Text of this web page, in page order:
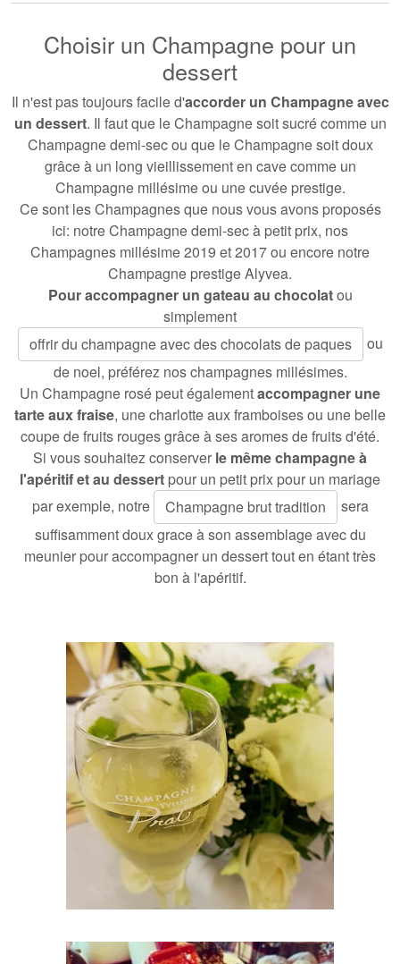
Choisir un Champagne pour un
dessert
Il n'est pas toujours facile d'accorder un Champagne avec
un dessert. Il faut que le Champagne soit sucré comme un
Champagne demi-sec ou que le Champagne soit doux
grâce à un long vieillissement en cavecomme un
Champagne millésime ou unecuvée prestige.
Ce sont les Champagnes que nous vous avons proposés
ici: notreChampagne demi-sec à petit prix, nos
Champagnes millésime 2019 et2017ou encore notre
Champagne prestige Alyvea.
Pour accompagner un gateau au chocolatou
simplement
offrir du champagne avec des chocolats de paques
ou
de noel, préférez nos champagnes millésimes.
Un Champagne rosé peut égalementaccompagner une
tarte aux fraise, une charlotte aux framboises ou une belle
coupe de fruits rouges grâce à ses aromes de fruits d'été.
Si vous souhaitez conserver le même champagne à
l'apéritif et au dessert pour un petit prix pour un mariage
par exemple, notre
Champagne brut tradition
sera
suffisamment doux grace à son assemblage avec du
meunier pour accompagner un dessert tout en étant très
bon à l'apéritif.